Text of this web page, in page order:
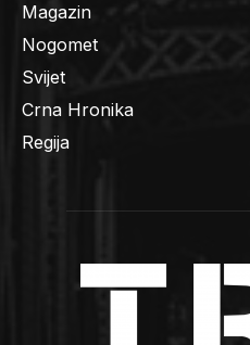
Magazin
Nogomet
Svijet
Crna Hronika
Regija